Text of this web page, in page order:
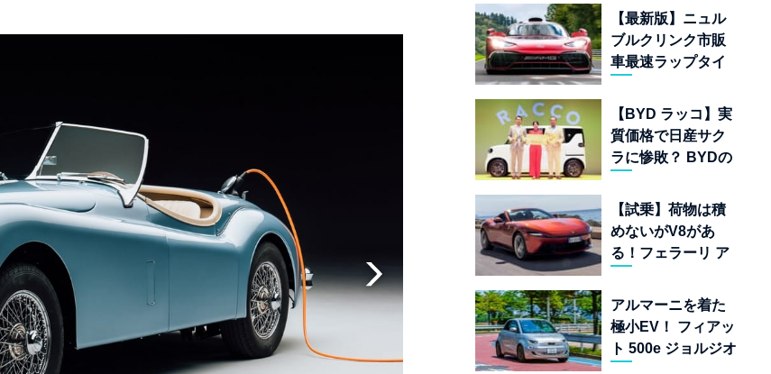
毯」を手に入れた
フランスの異端児
【最新版】ニュル
ブルクリンク市販
車最速ラップタイ
22台を一挙公開
【BYD ラッコ】実
質価格で日産サク
ラに惨敗？ BYDの
金ドーピング」の
異常な世界
【試乗】荷物は積
めないがV8があ
る！フェラーリ ア
ーが証明する純内
燃機関オープンカ
ーの至福
アルマーニを着た
極小EV！ フィアッ
ト 500e ジョルジオ